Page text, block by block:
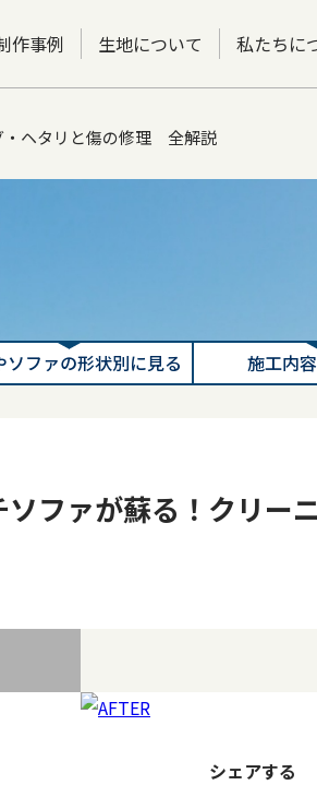
作事例 生地について 私たちに
・ヘタリと傷の修理 全解説
ソファの形状別に見る 施工内
ファが蘇る！クリー
シェアする